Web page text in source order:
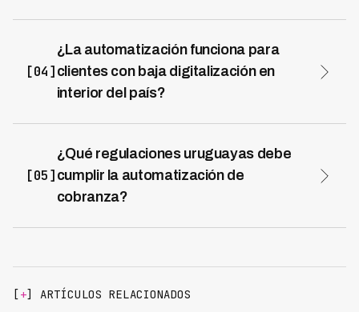
contacto de 32% a 69%, reducción de DSO de 58 a 39
días, y ahorro operativo de 43%. Kleva logra 94% de
resolución en primera llamada en 7 países
latinoamericanos.
[04]
¿La automatización funciona para
clientes con baja digitalización en
interior del país?
sucursales. Caso en interior uruguayo logró 57% de
promesas de pago vs 41% con gestión manual,
adaptándose a clientes trabajadores con preferencia
por métodos tradicionales de pago.
[05]
¿Qué regulaciones uruguayas debe
cumplir la automatización de
cobranza?
autorizados, y respetar solicitudes de no contacto
telefónico. Kleva opera con cero violaciones
regulatorias en 7 países cumpliendo normativas locales.
[+] ARTÍCULOS RELACIONADOS